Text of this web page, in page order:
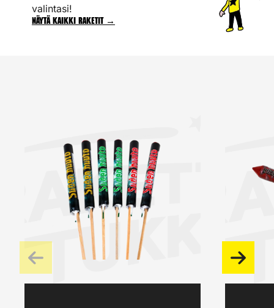
valintasi!
Näytä kaikki raketit →